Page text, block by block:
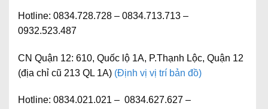
Hotline: 0834.728.728 – 0834.713.713 –
0932.523.487
CN Quận 12: 610, Quốc lộ 1A, P.Thạnh Lộc, Quận 12
(địa chỉ cũ 213 QL 1A) (Định vị vị trí bản đồ)
Hotline: 0834.021.021 – 0834.627.627 –